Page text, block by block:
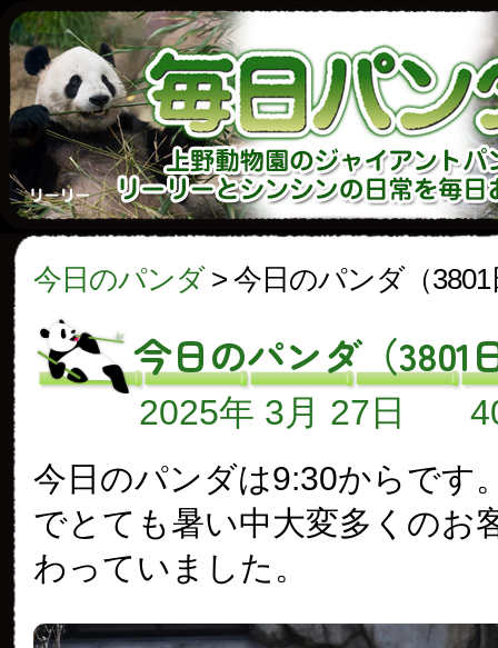
今日のパンダ> 今日のパンダ（3801
今日のパンダ（3801
2025年 3月 27日
今日のパンダは9:30からです
でとても暑い中大変多くのお
わっていました。